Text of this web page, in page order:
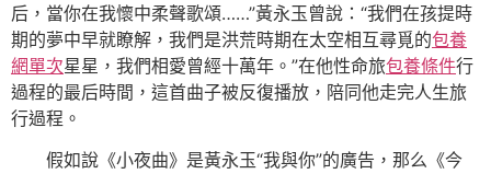
后，當你在我懷中柔聲歌頌……”黃永玉曾說：“我們在孩提時
期的夢中早就瞭解，我們是洪荒時期在太空相互尋覓的包養
網單次星星，我們相愛曾經十萬年。”在他性命旅包養條件行
過程的最后時間，這首曲子被反復播放，陪同他走完人生旅
行過程。
假如說《小夜曲》是黃永玉“我與你”的廣告，那么《今